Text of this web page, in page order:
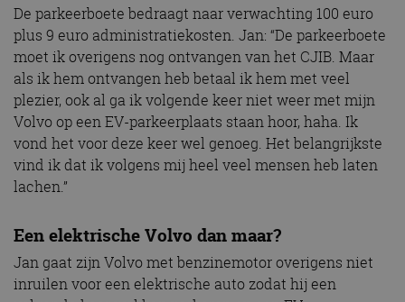
De parkeerboete bedraagt naar verwachting 100 euro
plus 9 euro administratiekosten. Jan: “De parkeerboete
moet ik overigens nog ontvangen van het CJIB. Maar
als ik hem ontvangen heb betaal ik hem met veel
plezier, ook al ga ik volgende keer niet weer met mijn
Volvo op een EV-parkeerplaats staan hoor, haha. Ik
vond het voor deze keer wel genoeg. Het belangrijkste
vind ik dat ik volgens mij heel veel mensen heb laten
lachen.”
Een elektrische Volvo dan maar?
Jan gaat zijn Volvo met benzinemotor overigens niet
inruilen voor een elektrische auto zodat hij een